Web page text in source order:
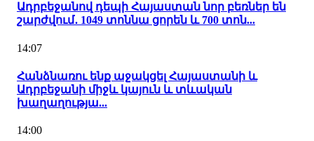
Ադրբեջանով դեպի Հայաստան նոր բեռներ են
շարժվում․ 1049 տոննա ցորեն և 700 տոն...
14:07
Հանձնառու ենք աջակցել Հայաստանի և
Ադրբեջանի միջև կայուն և տևական
խաղաղությա...
14:00